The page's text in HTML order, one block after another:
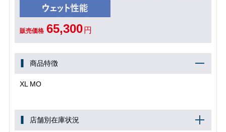
販売価格 65,300 円
商品特徴
XL MO
店舗別在庫状況